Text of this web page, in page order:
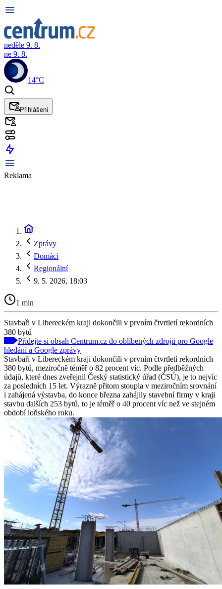
neděle 9. 8.
ne 9. 8.
14°C
Přihlášení
Reklama
Zprávy
Domácí
Regionální
9. 5. 2026, 18:03
1 min
Stavbaři v Libereckém kraji dokončili v prvním čtvrtletí rekordních
380 bytů
Přidejte si obsah Centrum.cz do oblíbených zdrojů pro Google
hledání a Google zprávy
Stavbaři v Libereckém kraji dokončili v prvním čtvrtletí rekordních
380 bytů, meziročně téměř o 82 procent víc. Podle předběžných
údajů, které dnes zveřejnil Český statistický úřad (ČSÚ), je to nejvíc
za posledních 15 let. Výrazně přitom stoupla v meziročním srovnání
i zahájená výstavba, do konce března zahájily stavební firmy v kraji
stavbu dalších 253 bytů, to je téměř o 40 procent víc než ve stejném
období loňského roku.